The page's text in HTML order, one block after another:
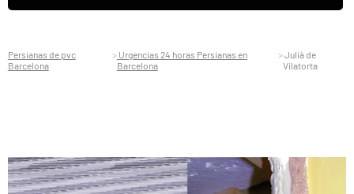
Persianas de pvc
Barcelona
Urgencias 24 horas Persianas en
Barcelona
Julià de
Vilatorta